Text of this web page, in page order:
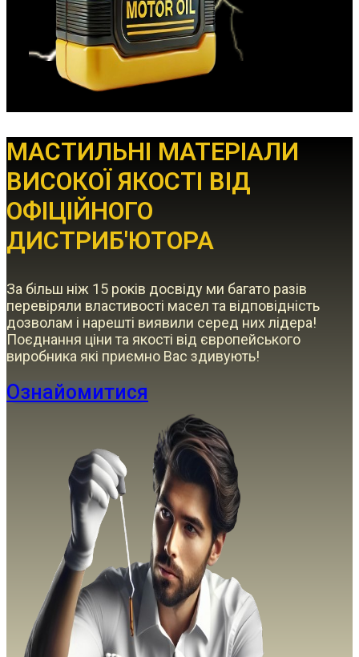
МАСТИЛЬНІ МАТЕРІАЛИ
ВИСОКОЇ ЯКОСТІ ВІД
ОФІЦІЙНОГО
ДИСТРИБ'ЮТОРА
За більш ніж 15 років досвіду ми багато разів
перевіряли властивості масел та відповідність
дозволам і нарешті виявили серед них лідера!
Поєднання ціни та якості від європейського
виробника які приємно Вас здивують!
Ознайомитися